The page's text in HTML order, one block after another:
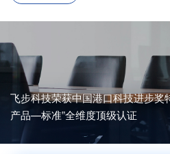
飞步科技荣获中国港口科技进步
产品—标准”全维度顶级认证